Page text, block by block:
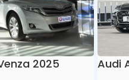
2025 Audi